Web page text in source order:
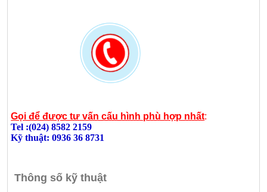
Gọi để được tư vấn cấu hình phù hợp nhất:
Tel :(024) 8582 2159
Kỹ thuật: 0936 36 8731
Thông số kỹ thuật